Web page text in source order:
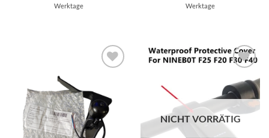
Werktage
Werktage
Wunschliste
Auf die
Wunschliste
NICHT VORRÄTIG